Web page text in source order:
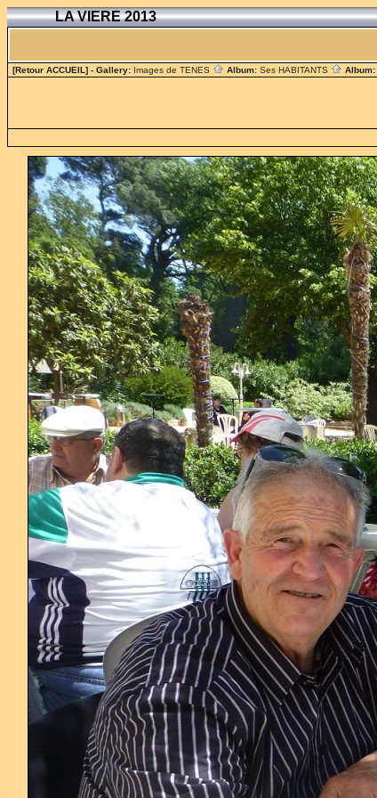
LA VIERE 2013
[Retour ACCUEIL] - Gallery: Images de TENES Album: Ses HABITANTS Album: